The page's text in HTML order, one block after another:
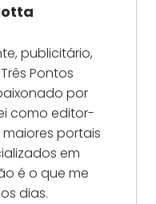
publicitário,
Pontos
por
como editor-
portais
em
é o que me
dias.